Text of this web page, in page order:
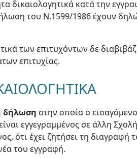
δικαιολογητικά κατά την
του Ν.1599/1986 έχουν
των επιτυχόντων δε
επιτυχίας.
δήλωση στην οποία ο
εγγεγραμμένος σε άλλη
ότι έχει ζητήσει τη
του εγγραφή.